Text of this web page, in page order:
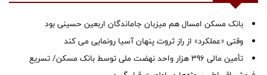
بانک مسکن امسال هم میزبان جاماندگان اربعین حسینی بود
وقتی «عملکرد» از راز ثروت پنهان آسیا رونمایی می کند
تأمین مالی ۳۹۶ هزار واحد نهضت ملی توسط بانک مسکن/ تسریع